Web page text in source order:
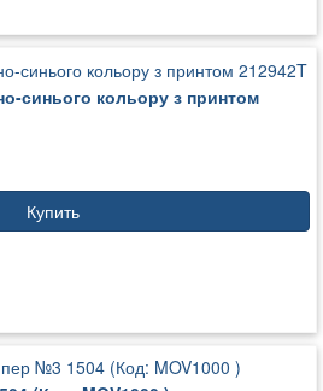
синього кольору з принтом
Купить